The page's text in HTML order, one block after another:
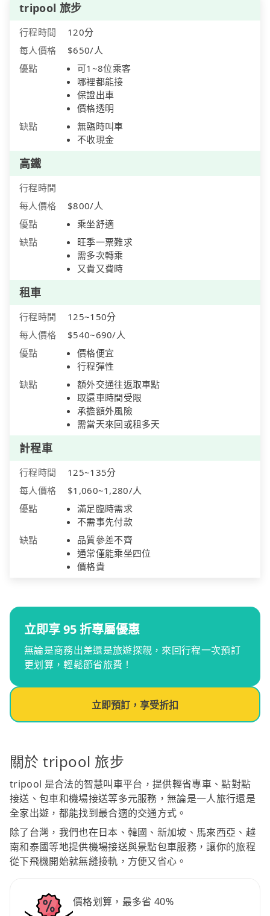
tripool 旅步
行程時間
120分
每人價格
$650/人
優點
可1~8位乘客
哪裡都能接
保證出車
價格透明
缺點
無臨時叫車
不收現金
高鐵
行程時間
每人價格
$800/人
優點
乘坐舒適
缺點
旺季一票難求
需多次轉乘
又貴又費時
租車
行程時間
125~150分
每人價格
$540~690/人
優點
價格便宜
行程彈性
缺點
額外交通往返取車點
取還車時間受限
承擔額外風險
需當天來回或租多天
計程車
行程時間
125~135分
每人價格
$1,060~1,280/人
優點
滿足臨時需求
不需事先付款
缺點
品質參差不齊
通常僅能乘坐四位
價格貴
立即享 95 折專屬優惠
無論是商務出差還是旅遊探親，來回行程一次預訂
更划算，輕鬆節省旅費！
立即預訂，享受折扣
關於 tripool 旅步
tripool 是合法的智慧叫車平台，提供輕省專車、點對點
接送、包車和機場接送等多元服務，無論是一人旅行還是
全家出遊，都能找到最合適的交通方式。
除了台灣，我們也在日本、韓國、新加坡、馬來西亞、越
南和泰國等地提供機場接送與景點包車服務，讓你的旅程
從下飛機開始就無縫接軌，方便又省心。
價格划算，最多省 40%